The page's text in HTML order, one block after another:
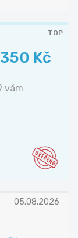
TOP
Kč
vám
05.08.2026